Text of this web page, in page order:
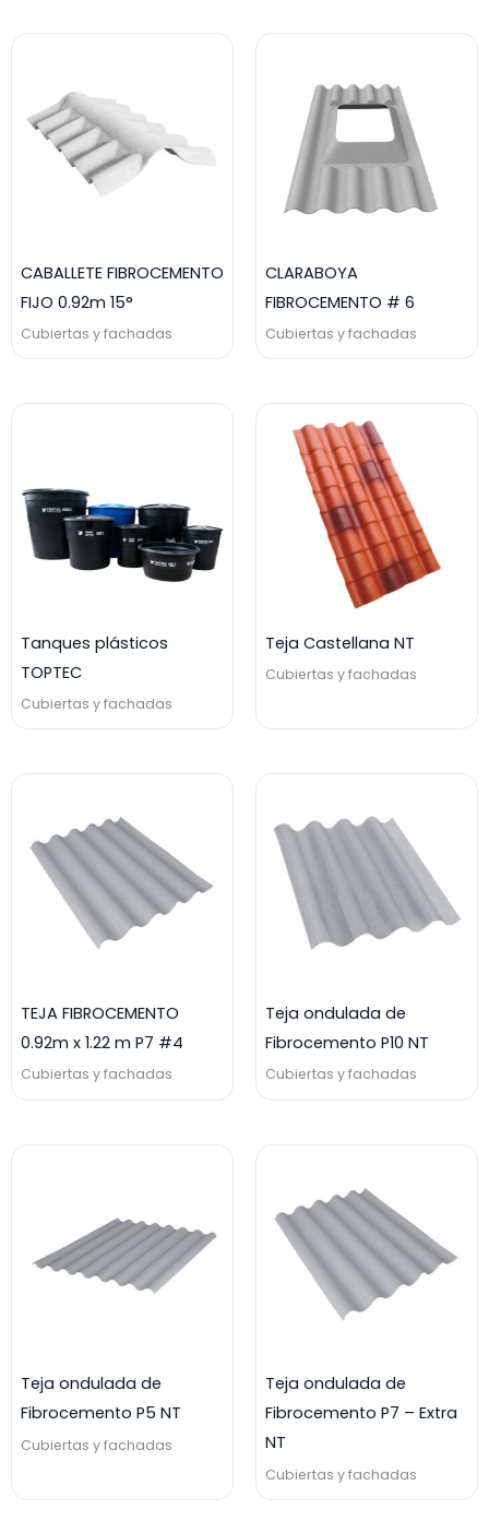
CABALLETE FIBROCEMENTO
FIJO 0.92m 15°
Cubiertas y fachadas
CLARABOYA
FIBROCEMENTO # 6
Cubiertas y fachadas
Tanques plásticos
TOPTEC
Cubiertas y fachadas
Teja Castellana NT
Cubiertas y fachadas
TEJA FIBROCEMENTO
0.92m x 1.22 m P7 #4
Cubiertas y fachadas
Teja ondulada de
Fibrocemento P10 NT
Cubiertas y fachadas
Teja ondulada de
Fibrocemento P5 NT
Cubiertas y fachadas
Teja ondulada de
Fibrocemento P7 – Extra
NT
Cubiertas y fachadas